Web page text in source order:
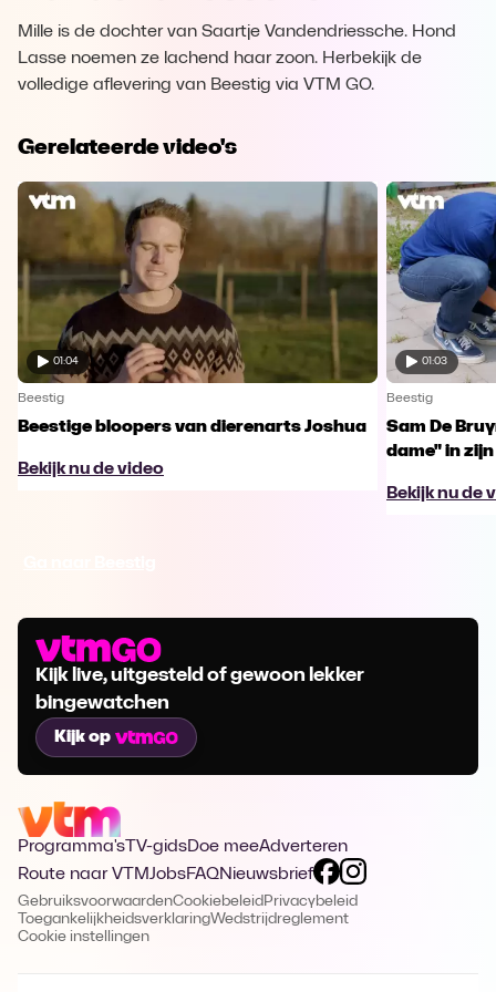
Mille is de dochter van Saartje Vandendriessche. Hond
Lasse noemen ze lachend haar zoon. Herbekijk de
volledige aflevering van Beestig via VTM GO.
Gerelateerde video's
01:04
Beestig
Beestige bloopers van dierenarts Joshua
Bekijk nu de video
01:03
Beestig
Sam De
dame" in
Bekijk nu de
Kijk live, uitgesteld of gewoon lekker
bingewatchen
Kijk op
Programma's TV-gidsDoe meeAdverteren
Route naar VTMJobsFAQNieuwsbrief
GebruiksvoorwaardenCookiebeleid Privacybeleid
ToegankelijkheidsverklaringWedstrijdreglement
Cookie instellingen